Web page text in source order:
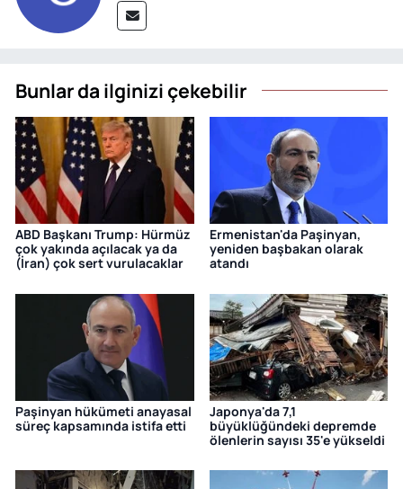
Bunlar da ilginizi çekebilir
ABD Başkanı Trump: Hürmüz
çok yakında açılacak ya da
(İran) çok sert vurulacaklar
Ermenistan'da Paşinyan,
yeniden başbakan olarak
atandı
Paşinyan hükümeti anayasal
süreç kapsamında istifa etti
Japonya'da 7,1
büyüklüğündeki depremde
ölenlerin sayısı 35'e yükseldi